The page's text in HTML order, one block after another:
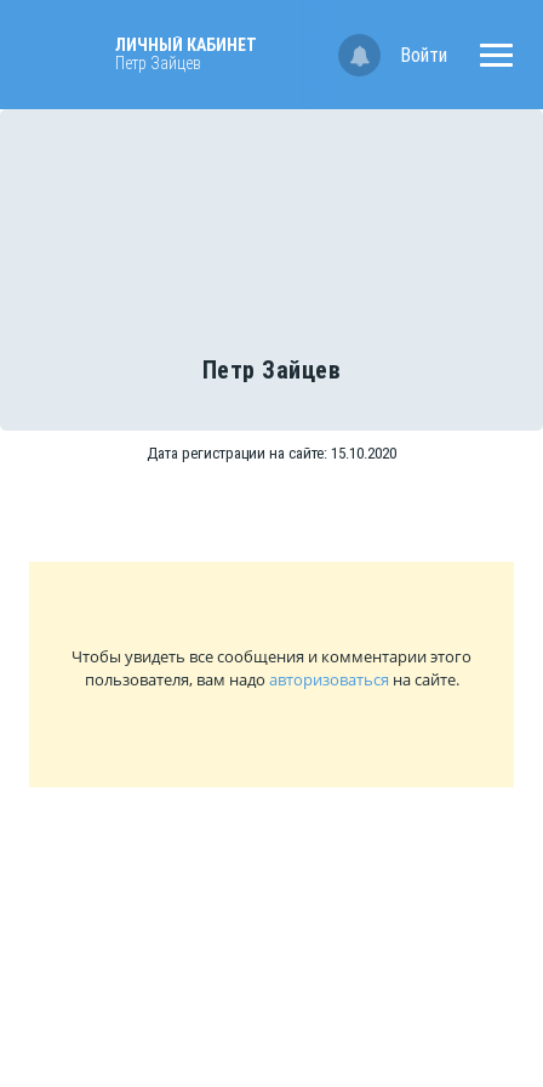
ЛИЧНЫЙ КАБИНЕТ
Петр Зайцев
Войти
Петр Зайцев
Дата регистрации на сайте: 15.10.2020
Чтобы увидеть все сообщения и комментарии этого
пользователя, вам надо авторизоваться на сайте.